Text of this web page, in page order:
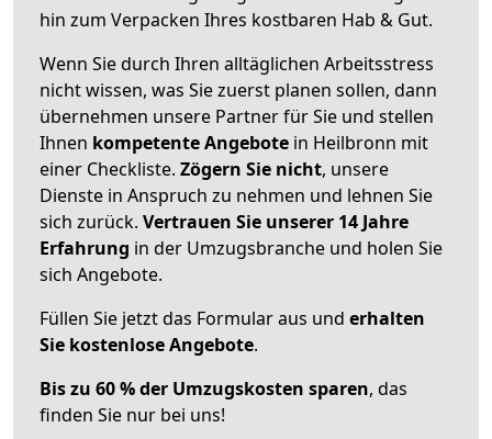
hin zum Verpacken Ihres kostbaren Hab & Gut.
Wenn Sie durch Ihren alltäglichen Arbeitsstress
nicht wissen, was Sie zuerst planen sollen, dann
übernehmen unsere Partner für Sie und stellen
Ihnen kompetente Angebote in Heilbronn mit
einer Checkliste. Zögern Sie nicht, unsere
Dienste in Anspruch zu nehmen und lehnen Sie
sich zurück. Vertrauen Sie unserer 14 Jahre
Erfahrung in der Umzugsbranche und holen Sie
sich Angebote.
Füllen Sie jetzt das Formular aus und erhalten
Sie kostenlose Angebote.
Bis zu 60 % der Umzugskosten sparen, das
finden Sie nur bei uns!